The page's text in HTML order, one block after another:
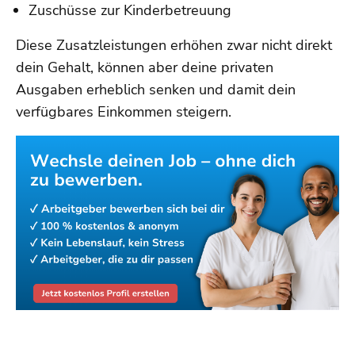
Zuschüsse zur Kinderbetreuung
Diese Zusatzleistungen erhöhen zwar nicht direkt
dein Gehalt, können aber deine privaten
Ausgaben erheblich senken und damit dein
verfügbares Einkommen steigern.